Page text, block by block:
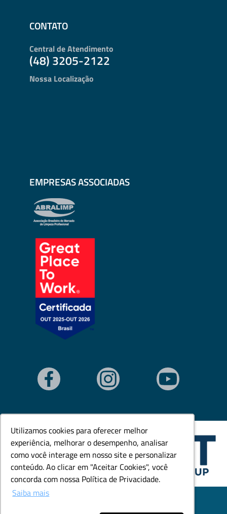
Utilizamos cookies para oferecer melhor
experiência, melhorar o desempenho, analisar
como você interage em nosso site e personalizar
conteúdo. Ao clicar em "Aceitar Cookies", você
concorda com nossa Política de Privacidade.
Saiba mais
Utilizamos cookies para oferecer melhor
experiência, melhorar o desempenho, analisar
como você interage em nosso site e personalizar
conteúdo. Ao clicar em "Aceitar Cookies", você
concorda com nossa Política de Privacidade.
Saiba mais
CONTATO
Central de Atendimento
(48) 3205-2122
Nossa Localização
EMPRESAS ASSOCIADAS
© Todos os direitos reservados. Goedert Ltda - CNPJ: